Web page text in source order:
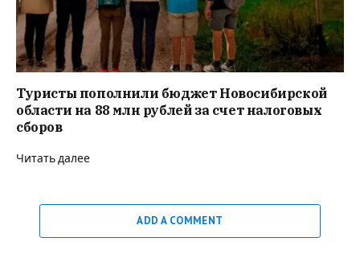
Туристы пополнили бюджет Новосибирской
области на 88 млн рублей за счет налоговых
сборов
Читать далее
ADD A COMMENT